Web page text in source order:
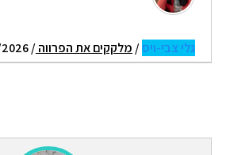
גלי צבי-ויס/ מלקקים את הפרווה/ 21/06/2026 02:29